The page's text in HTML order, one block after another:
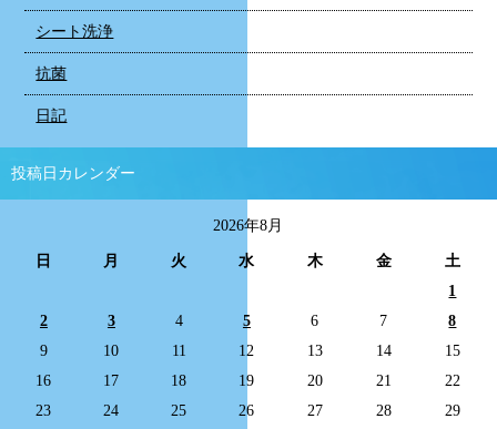
シート洗浄
抗菌
日記
投稿日カレンダー
2026年8月
日 月 火 水 木 金
土
1
2
3 4 5 6 7
8
9
10 11 12 13 14
15
16
17 18 19 20 21
22
23
24 25 26 27 28 29